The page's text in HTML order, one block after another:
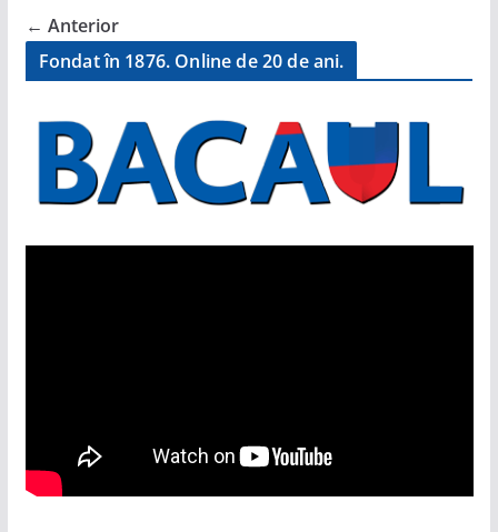
← Anterior
Fondat în 1876. Online de 20 de ani.